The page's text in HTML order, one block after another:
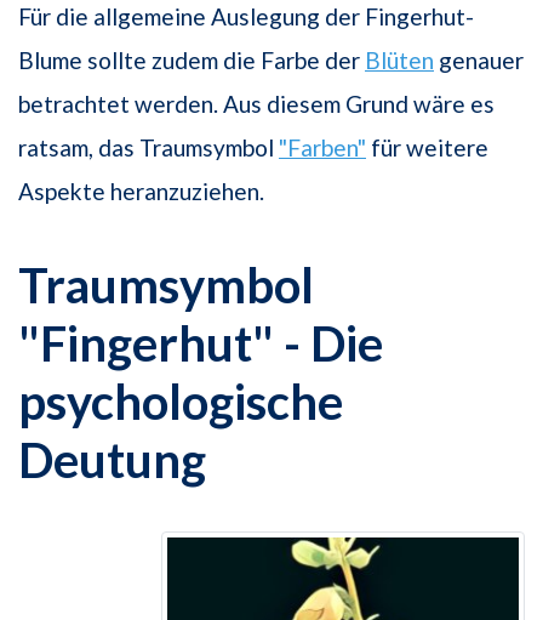
Für die allgemeine Auslegung der Fingerhut-
Blume sollte zudem die Farbe der Blüten genauer
betrachtet werden. Aus diesem Grund wäre es
ratsam, das Traumsymbol "Farben" für weitere
Aspekte heranzuziehen.
Traumsymbol
"Fingerhut" - Die
psychologische
Deutung